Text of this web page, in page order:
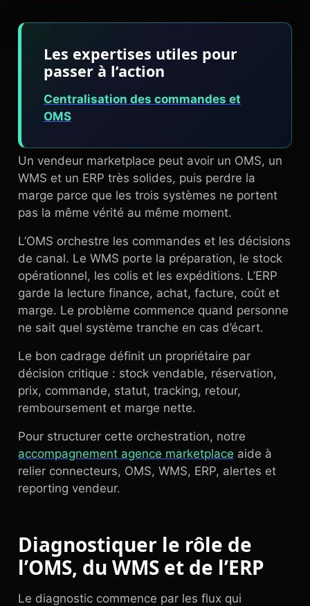
Les expertises utiles pour
passer à l’action
Centralisation des commandes et
OMS
Un vendeur marketplace peut avoir un OMS, un
WMS et un ERP très solides, puis perdre la
marge parce que les trois systèmes ne portent
pas la même vérité au même moment.
L’OMS orchestre les commandes et les décisions
de canal. Le WMS porte la préparation, le stock
opérationnel, les colis et les expéditions. L’ERP
garde la lecture finance, achat, facture, coût et
marge. Le problème commence quand personne
ne sait quel système tranche en cas d’écart.
Le bon cadrage définit un propriétaire par
décision critique : stock vendable, réservation,
prix, commande, statut, tracking, retour,
remboursement et marge nette.
Pour structurer cette orchestration, notre
accompagnement agence marketplace aide à
relier connecteurs, OMS, WMS, ERP, alertes et
reporting vendeur.
Diagnostiquer le rôle de
l’OMS, du WMS et de l’ERP
Le diagnostic commence par les flux qui